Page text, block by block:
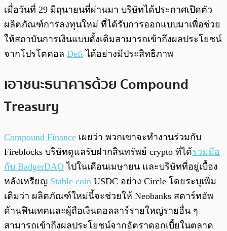
เมื่อวันที่ 29 มิถุนายนที่ผ่านมา บริษัทได้ประกาศเปิดตัว
ผลิตภัณฑ์การลงทุนใหม่ ที่ได้รับการออกแบบมาเพื่อช่วย
ให้สถาบันการเงินแบบดั้งเดิมสามารถเข้าถึงผลประโยชน์
จากโปรโตคอล Defi ได้อย่างมีประสิทธิภาพ
เอาชนะธนาคารด้วย Compound
Treasury
Compound Finance เผยว่า พวกเขาจะทำงานร่วมกับ
Fireblocks บริษัทดูแลรับฝากสินทรัพย์ crypto ที่ได้ร่วมมือ
กับ BadgerDAO ไปในเดือนเมษายน และบริษัทที่อยู่เบื้อง
หลังเหรียญ Stable coin USDC อย่าง Circle โดยระบุเพิ่ม
เติมว่า ผลิตภัณฑ์ใหม่นี้จะช่วยให้ Neobanks สตาร์ทอัพ
ด้านฟินเทคและผู้ถือเงินดอลลาร์รายใหญ่รายอื่น ๆ
สามารถเข้าถึงผลประโยชน์จากอัตราดอกเบี้ยในตลาด